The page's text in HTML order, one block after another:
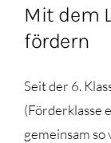
Mit dem
fördern
Seit der 6.
(Förderklasse
gemeinsam so